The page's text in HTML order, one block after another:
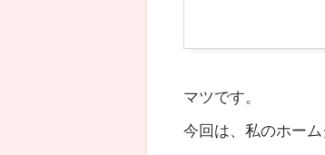
マツです。
今回は、私のホー